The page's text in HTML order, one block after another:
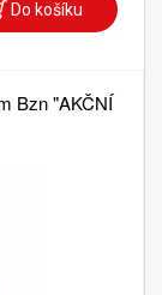
Bzn "AKČNÍ